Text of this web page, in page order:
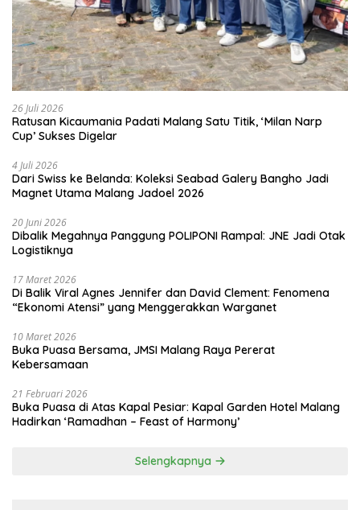
26 Juli 2026
Ratusan Kicaumania Padati Malang Satu Titik, ‘Milan Narp
Cup’ Sukses Digelar
4 Juli 2026
Dari Swiss ke Belanda: Koleksi Seabad Galery Bangho Jadi
Magnet Utama Malang Jadoel 2026
20 Juni 2026
Dibalik Megahnya Panggung POLIPONI Rampal: JNE Jadi Otak
Logistiknya
17 Maret 2026
Di Balik Viral Agnes Jennifer dan David Clement: Fenomena
“Ekonomi Atensi” yang Menggerakkan Warganet
10 Maret 2026
Buka Puasa Bersama, JMSI Malang Raya Pererat
Kebersamaan
21 Februari 2026
Buka Puasa di Atas Kapal Pesiar: Kapal Garden Hotel Malang
Hadirkan ‘Ramadhan – Feast of Harmony’
Selengkapnya